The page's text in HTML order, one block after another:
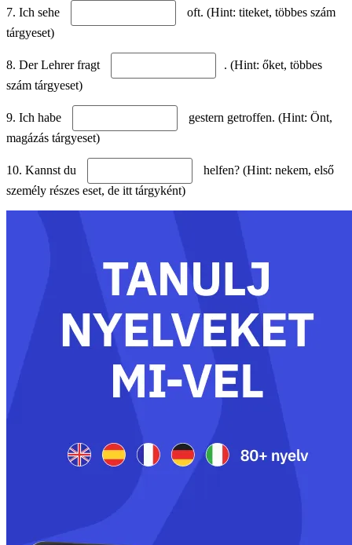
7. Ich sehe
oft. (Hint: titeket, többes szám
tárgyeset)
8. Der Lehrer fragt
. (Hint: őket, többes
szám tárgyeset)
9. Ich habe
gestern getroffen. (Hint: Önt,
magázás tárgyeset)
10. Kannst du
helfen? (Hint: nekem, első
személy részes eset, de itt tárgyként)